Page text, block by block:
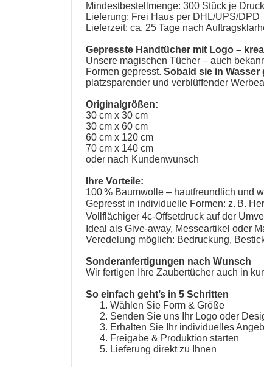
Mindestbestellmenge: 300 Stück je
Lieferung: Frei Haus per DHL/UPS/DPD
Lieferzeit: ca. 25 Tage nach
Gepresste Handtücher mit Logo –
Unsere magischen Tücher – auch
Formen gepresst.Sobald sie in Wasser
platzsparender und verblüffender
Originalgrößen:
30 cm x 30 cm
30 cm x 60 cm
60 cm x 120 cm
70 cm x 140 cm
oder nach Kundenwunsch
Ihre Vorteile:
100 % Baumwolle – hautfreundlich und
Gepresst in individuelle Formen: z. B.
Vollflächiger 4c-Offsetdruck auf der
Ideal als Give-away, Messeartikel oder
Veredelung möglich: Bedruckung,
Sonderanfertigungen nach Wunsch
Wir fertigen IhreZaubertücher auch in
So einfach geht’s in 5 Schritten
Wählen Sie Form & Größe
Senden Sie uns Ihr Logo oder
Erhalten Sie Ihr individuelles
Freigabe & Produktion starten
Lieferung direkt zu Ihnen